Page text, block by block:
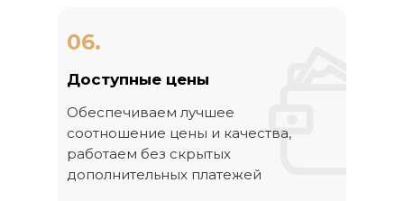
Обеспечиваем лучшее
соотношение цены и качества,
работаем без скрытых
дополнительных платежей
Доступные цены
06.